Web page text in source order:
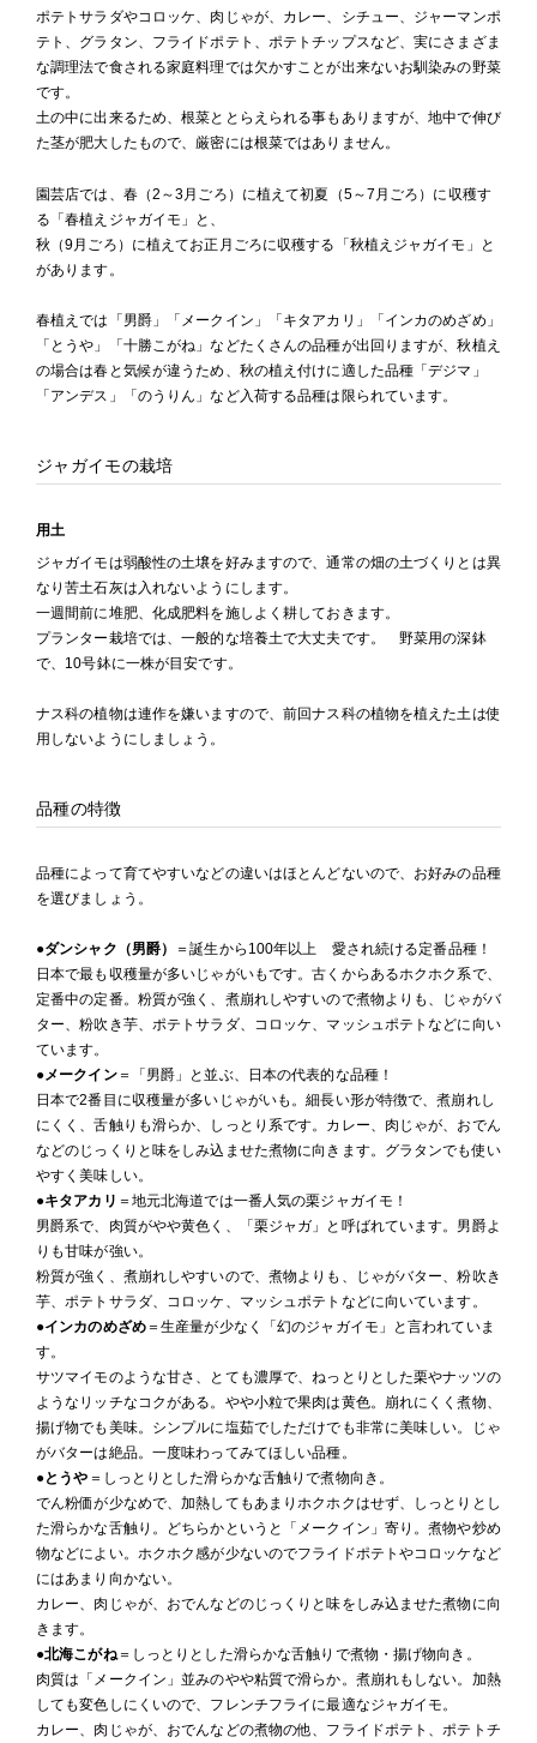
ポテトサラダやコロッケ、肉じゃが、カレー、シチュー、ジャーマンポ
テト、グラタン、フライドポテト、ポテトチップスなど、実にさまざま
な調理法で食される家庭料理では欠かすことが出来ないお馴染みの野菜
です。
土の中に出来るため、根菜ととらえられる事もありますが、地中で伸び
た茎が肥大したもので、厳密には根菜ではありません。
園芸店では、春（2～3月ごろ）に植えて初夏（5～7月ごろ）に収穫す
る「春植えジャガイモ」と、
秋（9月ごろ）に植えてお正月ごろに収穫する「秋植えジャガイモ」と
があります。
春植えでは「男爵」「メークイン」「キタアカリ」「インカのめざめ」
「とうや」「十勝こがね」などたくさんの品種が出回りますが、秋植え
の場合は春と気候が違うため、秋の植え付けに適した品種「デジマ」
「アンデス」「のうりん」など入荷する品種は限られています。
ジャガイモの栽培
用土
ジャガイモは弱酸性の土壌を好みますので、通常の畑の土づくりとは異
なり苦土石灰は入れないようにします。
一週間前に堆肥、化成肥料を施しよく耕しておきます。
プランター栽培では、一般的な培養土で大丈夫です。 野菜用の深鉢
で、10号鉢に一株が目安です。
ナス科の植物は連作を嫌いますので、前回ナス科の植物を植えた土は使
用しないようにしましょう。
品種の特徴
品種によって育てやすいなどの違いはほとんどないので、お好みの品種
を選びましょう。
●ダンシャク（男爵）
＝誕生から100年以上 愛され続ける定番品種！
日本で最も収穫量が多いじゃがいもです。古くからあるホクホク系で、
定番中の定番。粉質が強く、煮崩れしやすいので煮物よりも、じゃがバ
ター、粉吹き芋、ポテトサラダ、コロッケ、マッシュポテトなどに向い
ています。
●メークイン＝「男爵」と並ぶ、日本の代表的な品種！
日本で2番目に収穫量が多いじゃがいも。細長い形が特徴で、煮崩れし
にくく、舌触りも滑らか、しっとり系です。カレー、肉じゃが、おでん
などのじっくりと味をしみ込ませた煮物に向きます。グラタンでも使い
やすく美味しい。
●キタアカリ ＝地元北海道では一番人気の栗ジャガイモ！
男爵系で、肉質がやや黄色く、「栗ジャガ」と呼ばれています。男爵よ
りも甘味が強い。
粉質が強く、煮崩れしやすいので、煮物よりも、じゃがバター、粉吹き
芋、ポテトサラダ、コロッケ、マッシュポテトなどに向いています。
●インカのめざめ＝生産量が少なく「幻のジャガイモ」と言われていま
す。
サツマイモのような甘さ、とても濃厚で、ねっとりとした栗やナッツの
ようなリッチなコクがある。やや小粒で果肉は黄色。崩れにくく煮物、
揚げ物でも美味。シンプルに塩茹でしただけでも非常に美味しい。じゃ
がバターは絶品。一度味わってみてほしい品種。
●とうや ＝しっとりとした滑らかな舌触りで煮物向き。
でん粉価が少なめで、加熱してもあまりホクホクはせず、しっとりとし
た滑らかな舌触り。どちらかというと「メークイン」寄り。煮物や炒め
物などによい。ホクホク感が少ないのでフライドポテトやコロッケなど
にはあまり向かない。
カレー、肉じゃが、おでんなどのじっくりと味をしみ込ませた煮物に向
きます。
●北海こがね＝しっとりとした滑らかな舌触りで煮物・揚げ物向き。
肉質は「メークイン」並みのやや粘質で滑らか。煮崩れもしない。加熱
しても変色しにくいので、フレンチフライに最適なジャガイモ。
カレー、肉じゃが、おでんなどの煮物の他、フライドポテト、ポテトチ